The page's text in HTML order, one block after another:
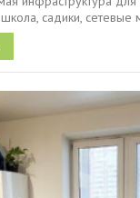
садики, сетевые
10 минут до